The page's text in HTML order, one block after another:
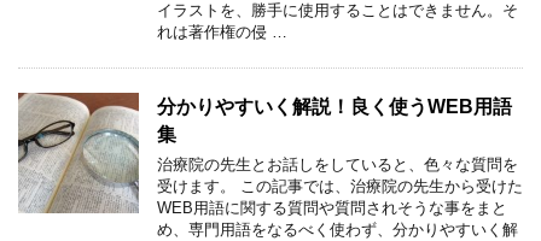
イラストを、勝手に使用することはできません。そ
れは著作権の侵 …
分かりやすいく解説！良く使うWEB用語
集
治療院の先生とお話しをしていると、色々な質問を
受けます。 この記事では、治療院の先生から受けた
WEB用語に関する質問や質問されそうな事をまと
め、専門用語をなるべく使わず、分かりやすいく解